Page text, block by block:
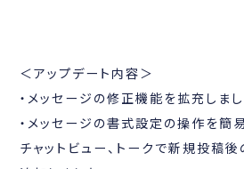
＜アップデート内容＞
・メッセージの修正機能を拡充しま
・メッセージの書式設定の操作を簡
チャットビュー、トークで新規投稿